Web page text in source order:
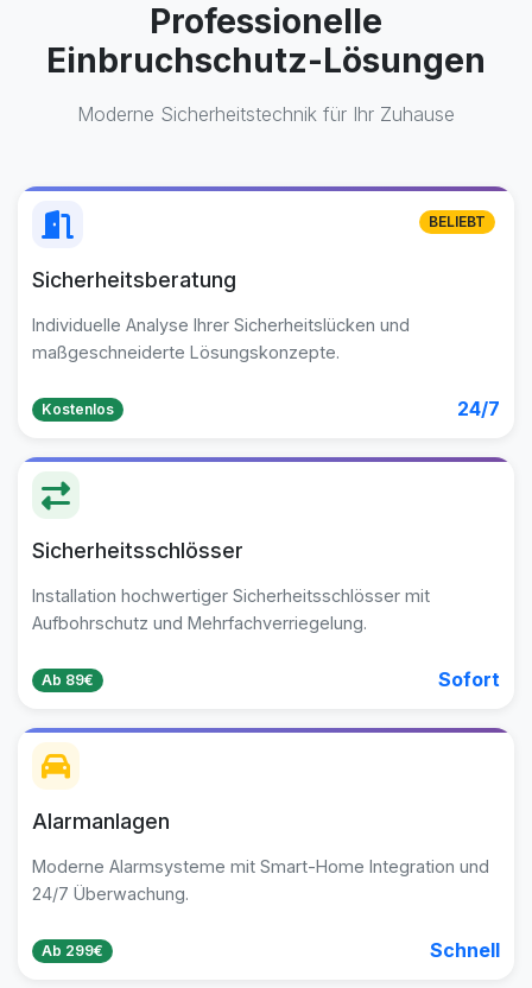
Professionelle
Einbruchschutz-Lösungen
Moderne Sicherheitstechnik für Ihr Zuhause
Sicherheitsberatung
Individuelle Analyse Ihrer Sicherheitslücken und
maßgeschneiderte Lösungskonzepte.
Kostenlos 24/7
BELIEBT
Sicherheitsschlösser
Installation hochwertiger Sicherheitsschlösser mit
Aufbohrschutz und Mehrfachverriegelung.
Ab 89€ Sofort
Alarmanlagen
Moderne Alarmsysteme mit Smart-Home Integration und
24/7 Überwachung.
Ab 299€ Schnell